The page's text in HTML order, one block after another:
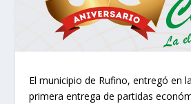
El municipio de Rufino, entregó en
primera entrega de partidas